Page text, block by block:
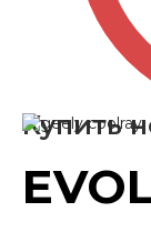
Купить